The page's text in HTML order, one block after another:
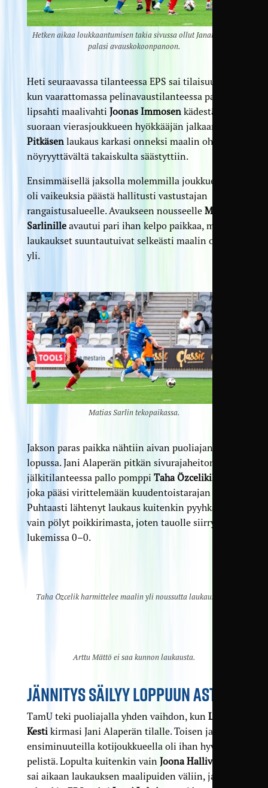
Hetken aikaa loukkaantumisen takia sivussa ollut Janar Georg
palasi avauskokoonpanoon.
Heti seuraavassa tilanteessa EPS sai tilaisuutensa,
kun vaarattomassa pelinavaustilanteessa pallo
lipsahti maalivahti Joonas Immosen kädestä
suoraan vierasjoukkueen hyökkääjän jalkaan.
Pitkäsenlaukaus karkasi onneksi maalin ohi, ja
nöyryyttävältä takaiskulta säästyttiin.
Ensimmäisellä jaksolla molemmilla joukkueilla
oli vaikeuksia päästä hallitusti vastustajan
rangaistusalueelle. Avaukseen nousseelle Matias
Sarlinilleavautui pari ihan kelpo paikkaa, mutta
laukaukset suuntautuivat selkeästi maalin ohi ja
yli.
Matias Sarlin tekopaikassa.
Jakson paras paikka nähtiin aivan puoliajan
lopussa. Jani Alaperän pitkän sivurajaheiton
jälkitilanteessa pallo pomppi Taha Özcelikille
joka pääsi virittelemään kuudentoistarajan päältä.
Puhtaasti lähtenyt laukaus kuitenkin pyyhkäisi
vain pölyt poikkirimasta, joten tauolle siirryttiin
lukemissa 0–0.
Taha Özcelik harmittelee maalin yli noussutta laukaustaan.
Arttu Mättö ei saa kunnon laukausta.
JÄNNITYS SÄILYY LOPPUUN ASTI
TamU teki puoliajalla yhden vaihdon, kun Lauri
Kestikirmasi Jani Alaperän tilalle. Toisen jakson
ensiminuuteilla kotijoukkueella oli ihan hyvä ote
pelistä. Lopulta kuitenkin vain Joona Hallivuori
sai aikaan laukauksen maalipuiden väliin, ja